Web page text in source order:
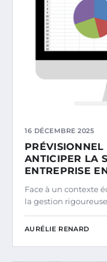
16 DÉCEMBRE 2025
ANTICIPER LA
ENTREPRISE
Face à un contexte
la gestion
AURÉLIE RENARD